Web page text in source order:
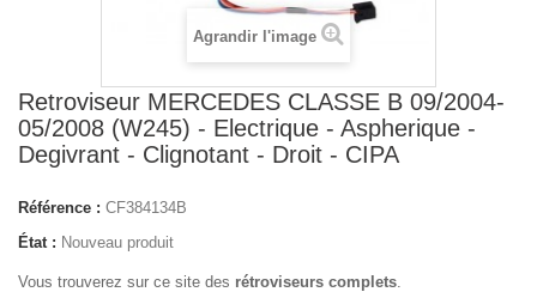
Agrandir l'image
Retroviseur MERCEDES CLASSE B 09/2004-
05/2008 (W245) - Electrique - Aspherique -
Degivrant - Clignotant - Droit - CIPA
Référence : CF384134B
État : Nouveau produit
Vous trouverez sur ce site des rétroviseurs complets.